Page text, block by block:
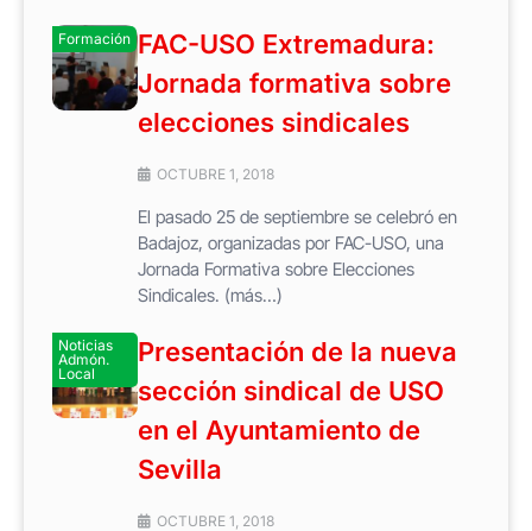
Formación FAC-USO Extremadura:
Jornada formativa sobre
elecciones sindicales
OCTUBRE 1, 2018
El pasado 25 de septiembre se celebró en
Badajoz, organizadas por FAC-USO, una
Jornada Formativa sobre Elecciones
Sindicales. (más…)
Noticias
Admón.
Local
Presentación de la nueva
sección sindical de USO
en el Ayuntamiento de
Sevilla
OCTUBRE 1, 2018